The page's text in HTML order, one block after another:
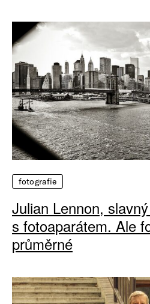
fotografie
Julian Lennon,
s fotoaparátem. Ale
průměrné